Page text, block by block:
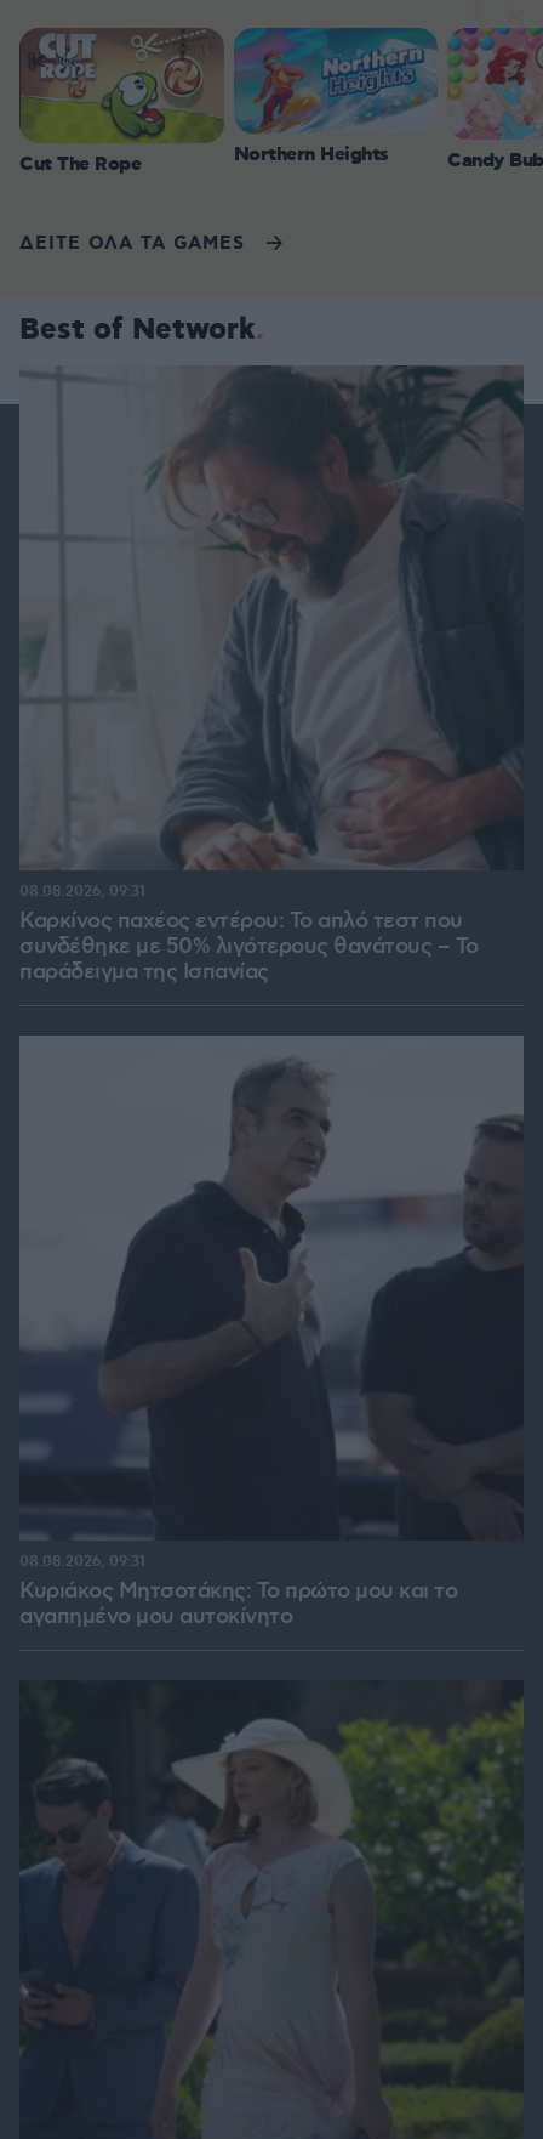
Cut The Rope Northern Heights Candy
ΔΕΙΤΕ ΟΛΑ ΤΑ GAMES
Best of Network
Καρκίνος παχέος εντέρου: Το απλό τεστ που
συνδέθηκε με 50% λιγότερους θανάτους – Το
παράδειγμα της Ισπανίας
08.08.2026, 09:31
Κυριάκος Μητσοτάκης: Το πρώτο μου και το
αγαπημένο μου αυτοκίνητο
08.08.2026, 09:31